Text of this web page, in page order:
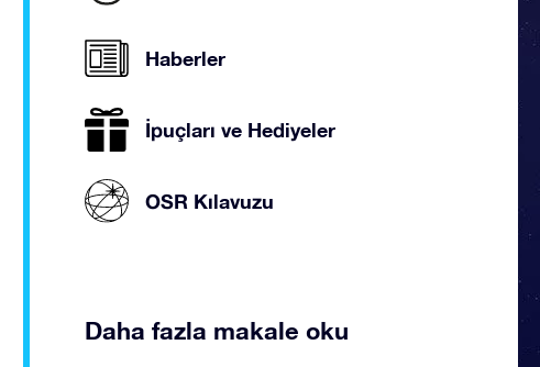
Haberler
İpuçları ve Hediyeler
OSR Kılavuzu
Daha fazla makale oku